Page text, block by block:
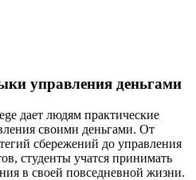
управления деньгами
дает людям практические
своими деньгами. От
сбережений до управления
студенты учатся принимать
в своей повседневной жизни.